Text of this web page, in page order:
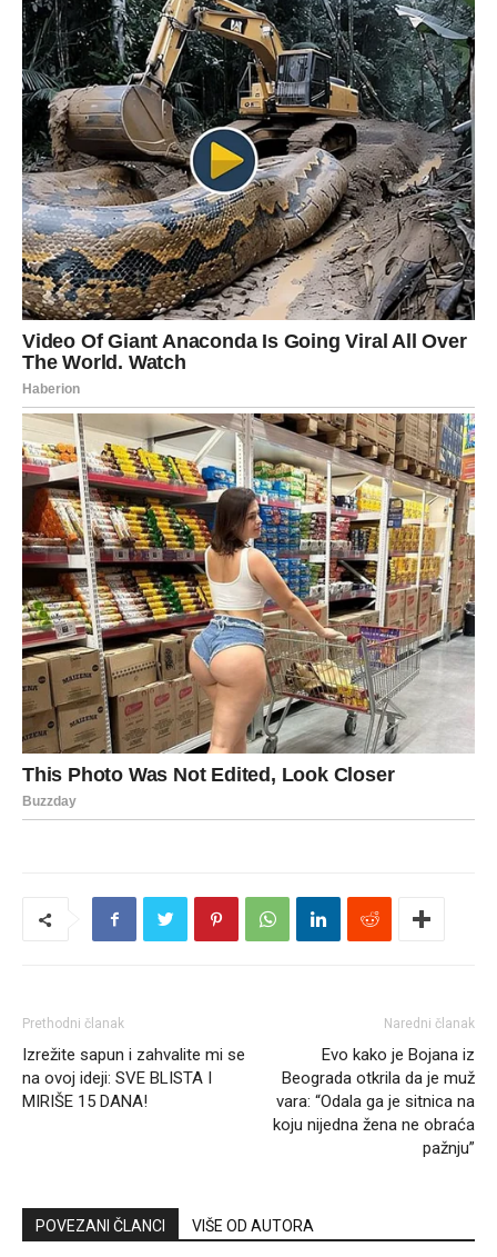
Prethodni članak
Izrežite sapun i zahvalite mi se
na ovoj ideji: SVE BLISTA I
MIRIŠE 15 DANA!
Naredni članak
Evo kako je Bojana iz
Beograda otkrila da je muž
vara: “Odala ga je sitnica na
koju nijedna žena ne obraća
pažnju”
POVEZANI ČLANCI VIŠE OD AUTORA